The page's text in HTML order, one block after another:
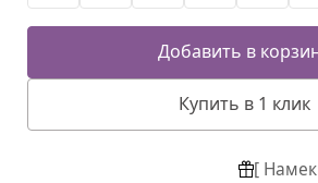
Добавить в
Купить в 1 клик
[